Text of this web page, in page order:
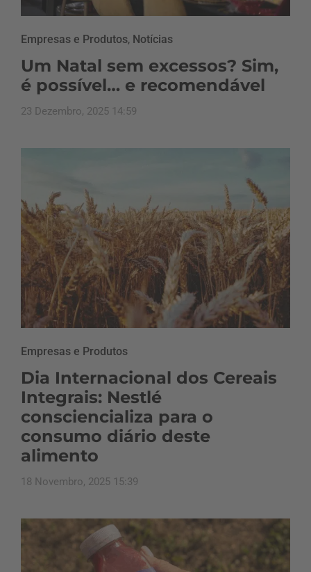
Empresas e Produtos, Notícias
Um Natal sem excessos? Sim,
é possível… e recomendável
23 Dezembro, 2025 14:59
Empresas e Produtos
Dia Internacional dos Cereais
Integrais: Nestlé
consciencializa para o
consumo diário deste
alimento
18 Novembro, 2025 15:39